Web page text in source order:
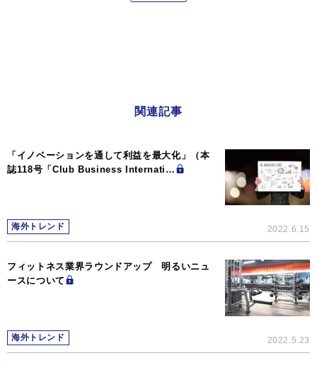
関連記事
「イノベーションを通して利益を最大化」（本
誌118号「Club Business Internati…
海外トレンド 2022.6.15
フィットネス業界ラウンドアップ 明るいニュ
ースについて
海外トレンド 2022.5.23